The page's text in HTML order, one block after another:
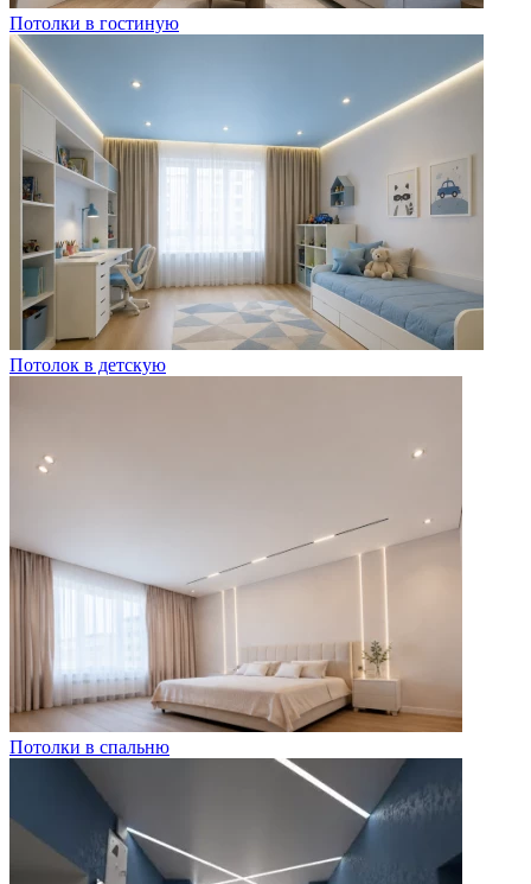
Потолки в гостиную
Потолок в детскую
Потолки в спальню